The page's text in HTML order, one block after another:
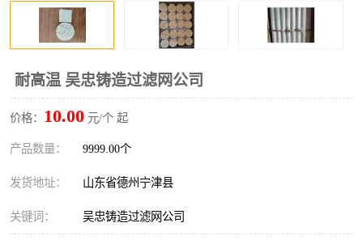
耐高温 吴忠铸造过滤网公司
价格： 10.00 元/个 起
产品数量： 9999.00个
发货地址： 山东省德州宁津县
关键词： 吴忠铸造过滤网公司